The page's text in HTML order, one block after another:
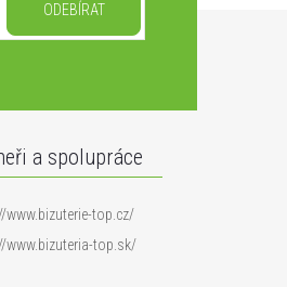
ODEBÍRAT
a spolupráce
www.bizuterie-top.cz/
www.bizuteria-top.sk/